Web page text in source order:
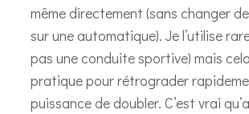
même directement (sans changer
sur une automatique). Je l’utilise
pas une conduite sportive) mais
pratique pour rétrograder
puissance de doubler. C’est vrai